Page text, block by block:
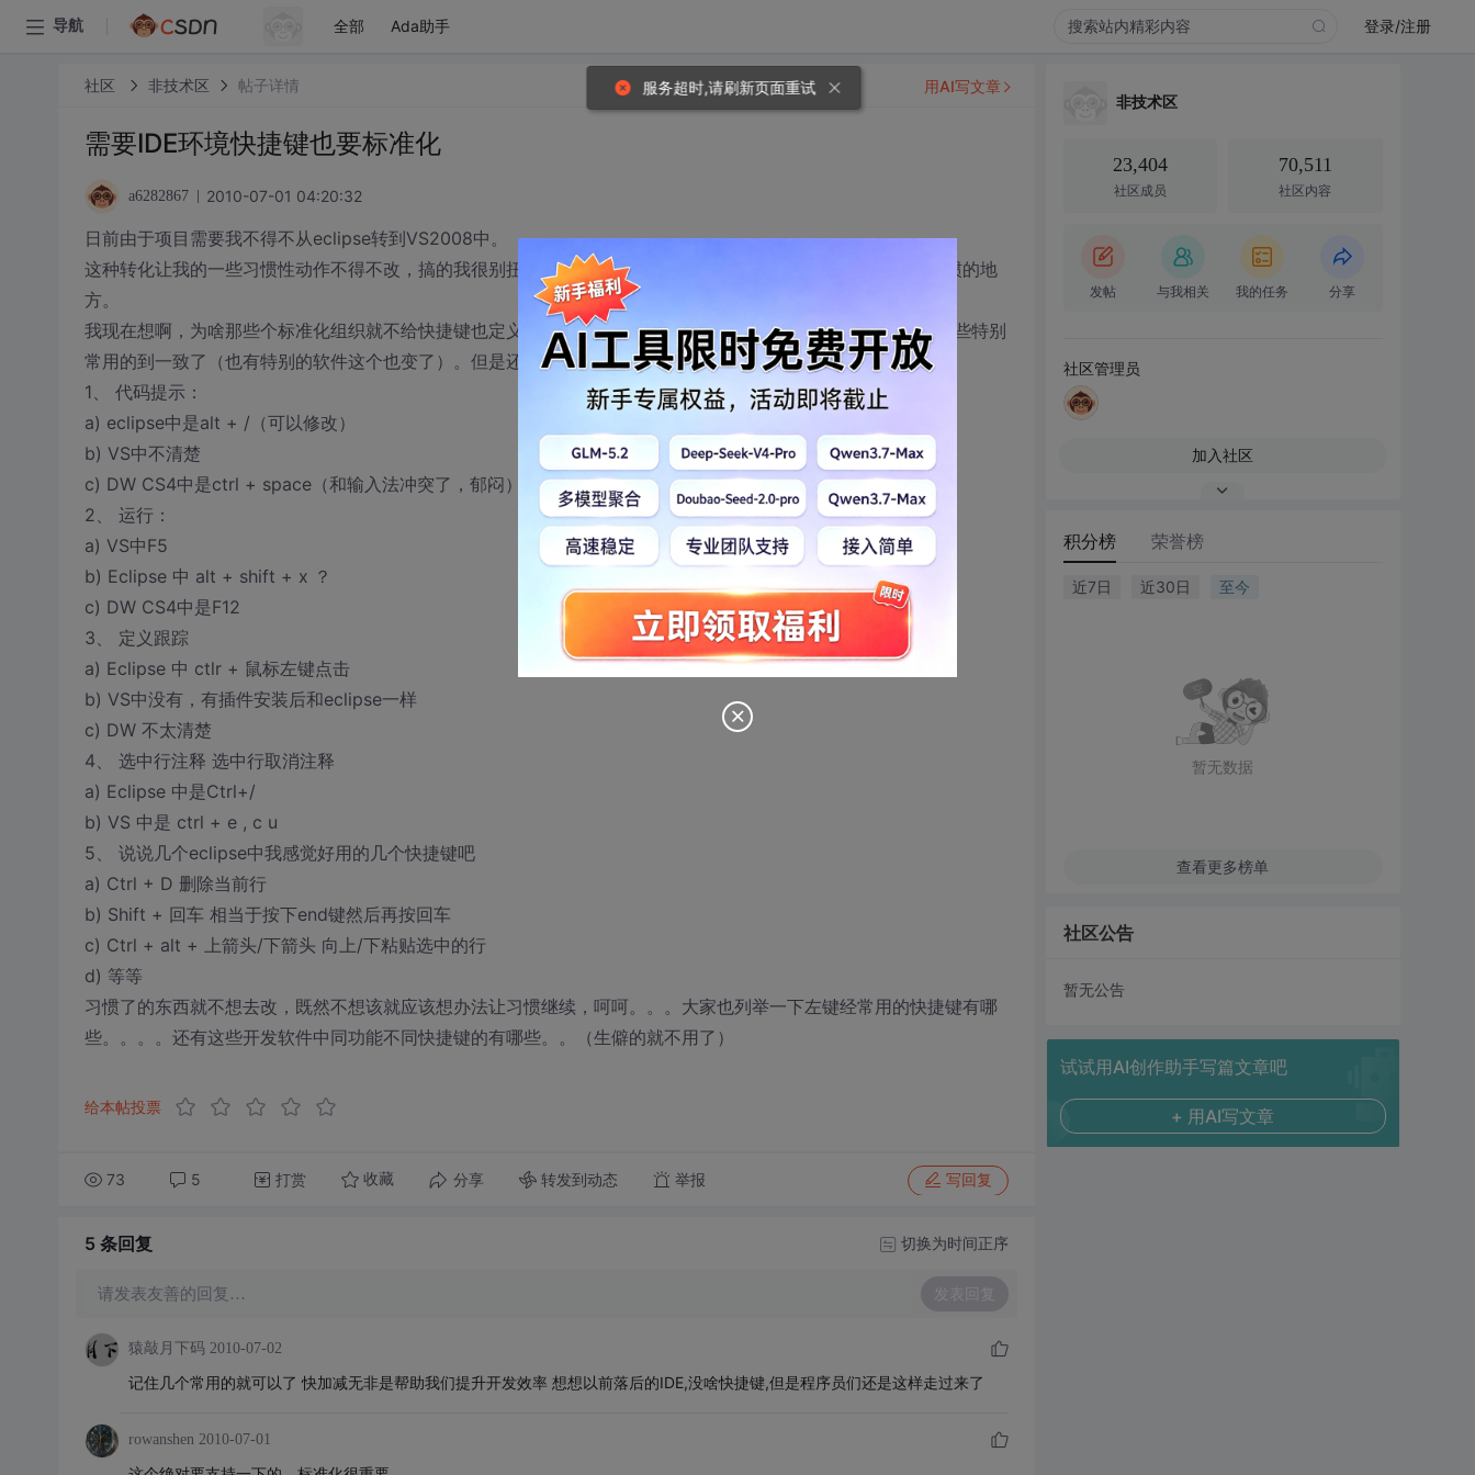
导航 全部 Ada助手 登录/注册
社区 非技术区 帖子详情
需要IDE环境快捷键也要标准化
a6282867 2010-07-01 04:20:32
日前由于项目需要我不得不从eclipse转到VS2008中。
这种转化让我的一些习惯性动作不得不改，搞的我很别扭，其中快捷键设置不一样可以说是首当其冲的一个不习惯的地
方。
我现在想啊，为啥那些个标准化组织就不给快捷键也定义一个标准呢？就好比ctrl + c 是复制 ctrl + v是粘贴，这些特别
常用的到一致了（也有特别的软件这个也变了）。但是还有一些常用的就不一致，列举几个：
1、 代码提示：
a) eclipse中是alt + /（可以修改）
b) VS中不清楚
c) DW CS4中是ctrl + space（和输入法冲突了，郁闷）
2、 运行：
a) VS中F5
b) Eclipse 中 alt + shift + x ？
c) DW CS4中是F12
3、 定义跟踪
a) Eclipse 中 ctlr + 鼠标左键点击
b) VS中没有，有插件安装后和eclipse一样
c) DW 不太清楚
4、 选中行注释 选中行取消注释
a) Eclipse 中是Ctrl+/
b) VS 中是 ctrl + e , c u
5、 说说几个eclipse中我感觉好用的几个快捷键吧
a) Ctrl + D 删除当前行
b) Shift + 回车 相当于按下end键然后再按回车
c) Ctrl + alt + 上箭头/下箭头 向上/下粘贴选中的行
d) 等等
习惯了的东西就不想去改，既然不想该就应该想办法让习惯继续，呵呵。。。大家也列举一下左键经常用的快捷键有哪
些。。。。还有这些开发软件中同功能不同快捷键的有哪些。。（生僻的就不用了）
给本帖投票
73 5 打赏 收藏 分享 转发到动态 举报 写回复
用AI写文章
5 条回复 切换为时间正序
请发表友善的回复… 发表回复
猿敲月下码 2010-07-02
记住几个常用的就可以了 快加减无非是帮助我们提升开发效率 想想以前落后的IDE,没啥快捷键,但是程序员们还是这样走过来了
rowanshen 2010-07-01
非技术区
23,404
社区成员
70,511
社区内容
发帖 与我相关 我的任务 分享
社区管理员
加入社区
积分榜 荣誉榜
近7日 近30日 至今
暂无数据
查看更多榜单
社区公告
暂无公告
试试用AI创作助手写篇文章吧
+ 用AI写文章
服务超时,请刷新页面重试